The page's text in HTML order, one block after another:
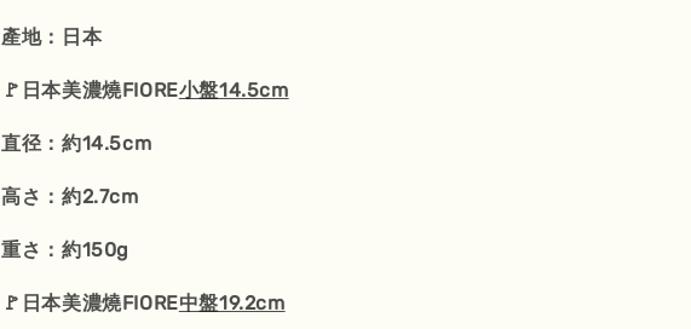
產地：日本
🚩日本美濃燒FIORE小盤14.5cm
直径：約14.5cm
高さ：約2.7cm
重さ：約150g
🚩日本美濃燒FIORE中盤19.2cm